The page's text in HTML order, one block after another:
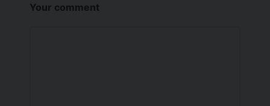
Your comment